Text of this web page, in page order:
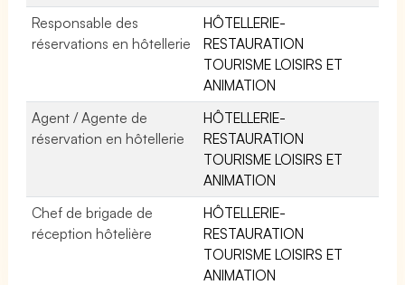
Responsable des
réservations en hôtellerie
HÔTELLERIE-
RESTAURATION
TOURISME LOISIRS ET
ANIMATION
Agent / Agente de
réservation en hôtellerie
HÔTELLERIE-
RESTAURATION
TOURISME LOISIRS ET
ANIMATION
Chef de brigade de
réception hôtelière
HÔTELLERIE-
RESTAURATION
TOURISME LOISIRS ET
ANIMATION